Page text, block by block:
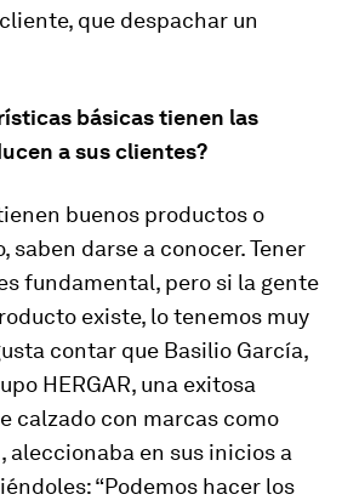
que despachar un
básicas tienen las
a sus clientes?
buenos productos o
saben darse a conocer. Tener
fundamental, pero si la gente
existe, lo tenemos muy
contar que Basilio García,
HERGAR, una exitosa
calzado con marcas como
aleccionaba en sus inicios a
“Podemos hacer los